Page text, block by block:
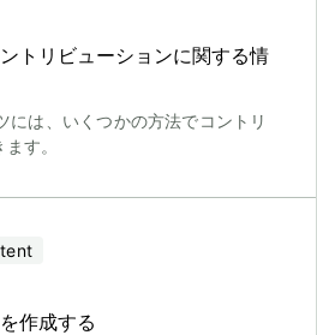
トリビューションに関する情
は、いくつかの方法でコントリ
す。
作成する